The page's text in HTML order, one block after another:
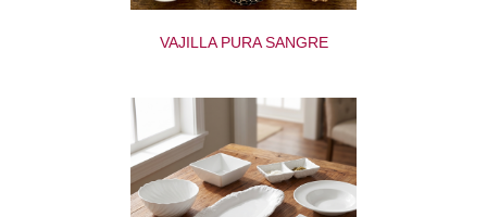
VAJILLA PURA SANGRE